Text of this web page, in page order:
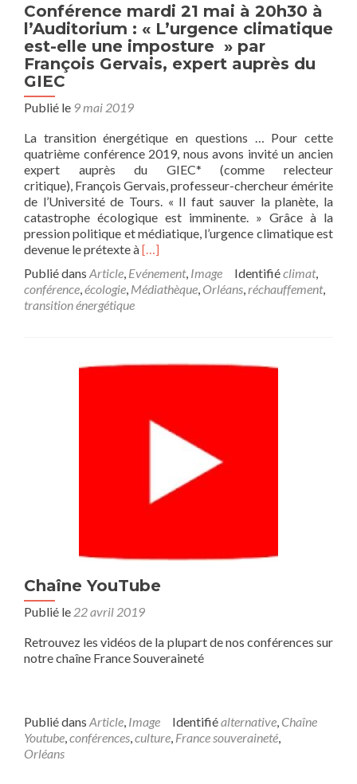
Sylvain
DURAIN.
Conférence mardi 21 mai à 20h30 à
l’Auditorium : « L’urgence climatique
est-elle une imposture » par
François Gervais, expert auprès du
GIEC
Publié le 9 mai 2019
La transition énergétique en questions … Pour cette
quatrième conférence 2019, nous avons invité un ancien
expert auprès du GIEC* (comme relecteur
critique), François Gervais, professeur-chercheur émérite
de l’Université de Tours. « Il faut sauver la planète, la
catastrophe écologique est imminente. » Grâce à la
pression politique et médiatique, l’urgence climatique est
devenue le prétexte àEn
plus
surConférence
à
« L’urgence
une
Gervais,
auprès
GIEC
[…]
Publié dans Article, Evénement, Image Identifiéclimat,
conférence,écologie, Médiathèque, Orléans,réchauffement,
transition énergétique
Chaîne YouTube
Publié le 22 avril 2019
Retrouvez les vidéos de la plupart de nos conférences sur
notre chaîne France Souveraineté
Publié dans Article, Image Identifiéalternative, Chaîne
Youtube,conférences,culture, France souveraineté,
Orléans